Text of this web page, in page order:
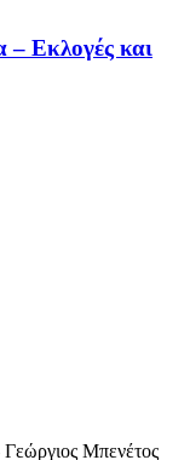
– Eκλογές και
Μπενέτος